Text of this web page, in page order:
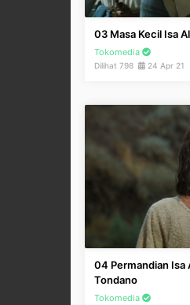
03 Masa Kecil Isa
Tokomedia
Dilihat 798 24 Apr 21
04 Permandian Isa
Tondano
Tokomedia